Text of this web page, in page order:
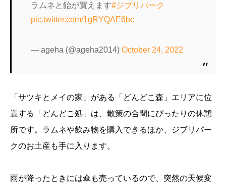
ラムネと飴が買えます#ジブリパーク
pic.twitter.com/1gRYQAE6bc
— ageha (@ageha2014)October 24, 2022
「サツキとメイの家」がある「どんどこ森」エリアに位
置する「どんどこ処」は、散策の合間にぴったりの休憩
所です。ラムネや飲み物を購入できるほか、ジブリパー
クのお土産も手に入ります。
雨が降ったときには傘も売っているので、突然の天候変